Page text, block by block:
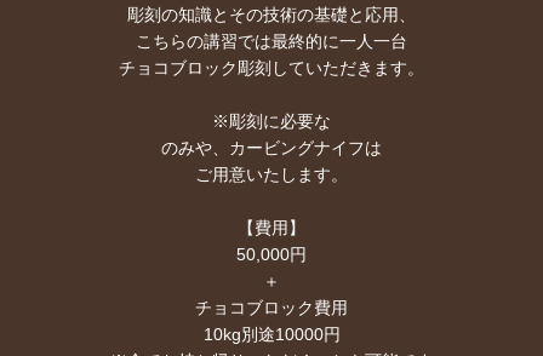
彫刻の知識とその技術の基礎と応用、
こちらの講習では最終的に一人一台
チョコブロック彫刻していただきます。
※彫刻に必要な
のみや、カービングナイフは
ご用意いたします。
【費用】
50,000円
＋
チョコブロック費用
10kg別途10000円